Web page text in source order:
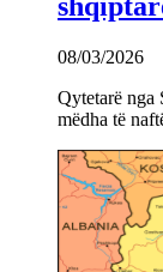
08/03/2026
Qytetarë nga
mëdha të